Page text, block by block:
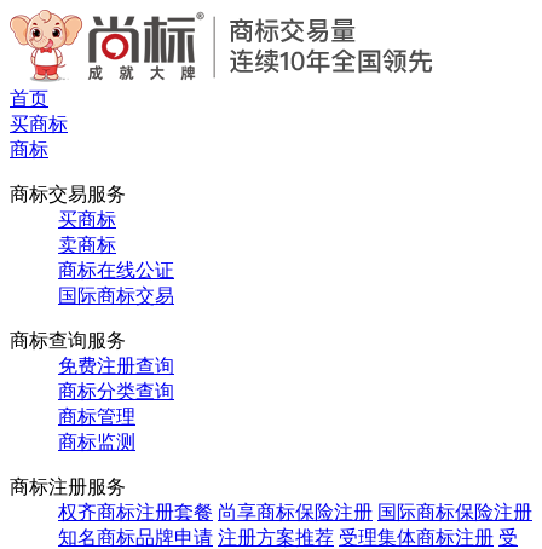
首页
买商标
商标
商标交易服务
买商标
卖商标
商标在线公证
国际商标交易
商标查询服务
免费注册查询
商标分类查询
商标管理
商标监测
商标注册服务
权齐商标注册套餐 尚享商标保险注册 国际商标保险注册
知名商标品牌申请 注册方案推荐 受理集体商标注册 受